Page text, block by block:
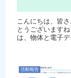
こんにちは、皆
とうございますね 1. デジタルと物質、そのどちらも大切に まず
は、物体と電子
活動報告